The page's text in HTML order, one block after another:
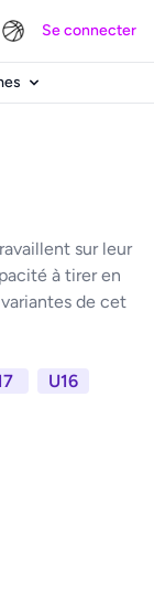
Se connecter
sur leur
à tirer en
de cet
U16